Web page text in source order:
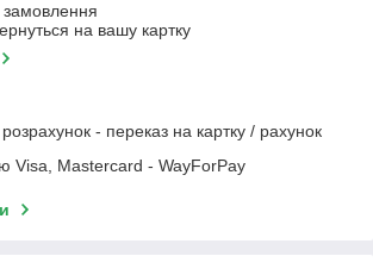
на вашу картку
розрахунок - переказ на картку / рахунок
Visa, Mastercard - WayForPay